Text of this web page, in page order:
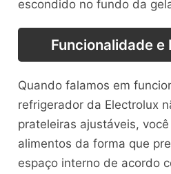
escondido no fundo da
Funcionalidade e
Quando falamos em
refrigerador da Electrolux
prateleiras ajustáveis,
alimentos da forma que
espaço interno de acordo